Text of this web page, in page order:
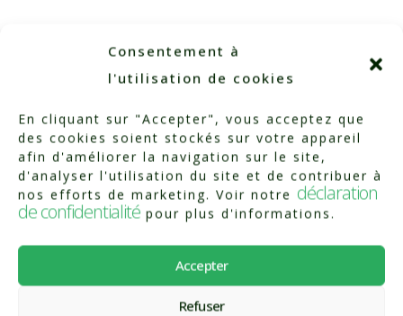
Consentement à
l'utilisation de cookies
En cliquant sur "Accepter", vous acceptez que
des cookies soient stockés sur votre appareil
afin d'améliorer la navigation sur le site,
d'analyser l'utilisation du site et de contribuer à
nos efforts de marketing. Voir notre déclaration
de confidentialité pour plus d'informations.
Accepter
Refuser